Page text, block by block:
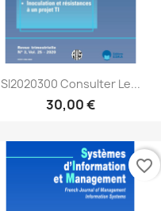
Aperçu rapide
SI2020300 Consulter Le...
30,00 €
favorite_border